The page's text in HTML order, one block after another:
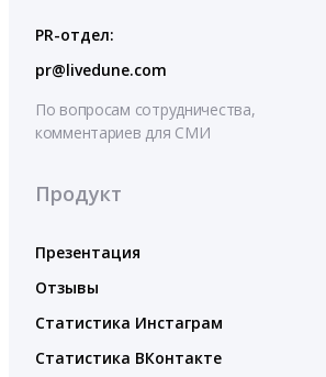
PR-отдел:
pr@livedune.com
По вопросам сотрудничества,
комментариев для СМИ
Продукт
Презентация
Отзывы
Статистика Инстаграм
Статистика ВКонтакте